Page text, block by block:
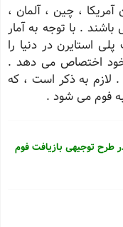
، چین ، آلمان ،
. با توجه به آمار
درصد تولیدات پلی استایرن در دنیا را
خود اختصاص می دهد .
می باشد . لازم به ذکر است ، که
فوم می شود .
طرح توجیهی بازیافت فوم